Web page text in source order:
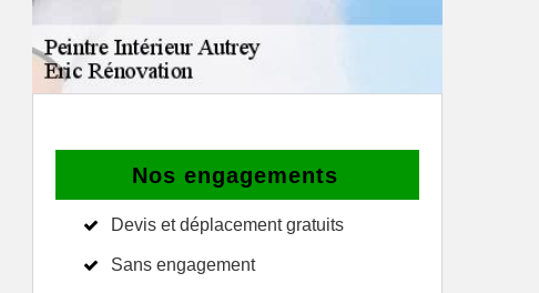
Nos engagements
Devis et déplacement gratuits
Sans engagement